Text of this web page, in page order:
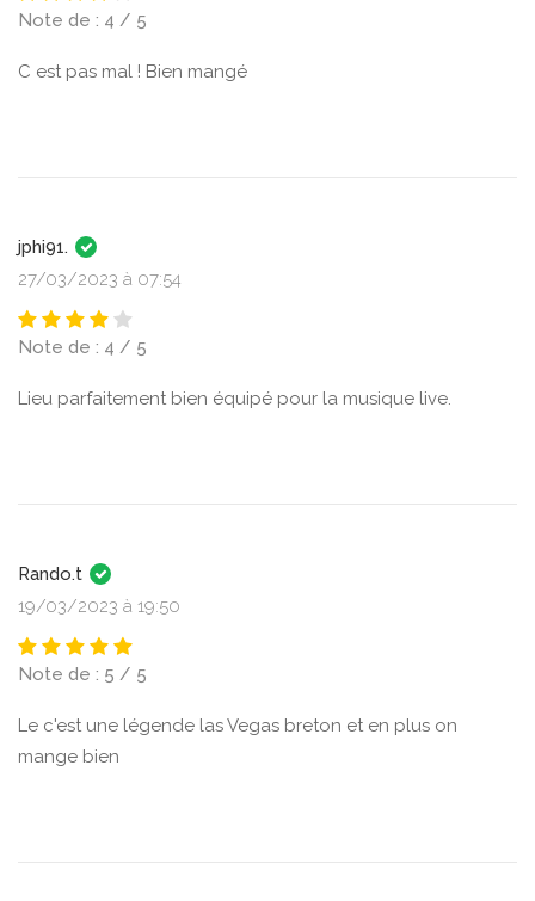
Note de : 4 / 5
C est pas mal ! Bien mangé
jphi91.
27/03/2023 à 07:54
Note de : 4 / 5
Lieu parfaitement bien équipé pour la musique live.
Rando.t
19/03/2023 à 19:50
Note de : 5 / 5
Le c'est une légende las Vegas breton et en plus on
mange bien